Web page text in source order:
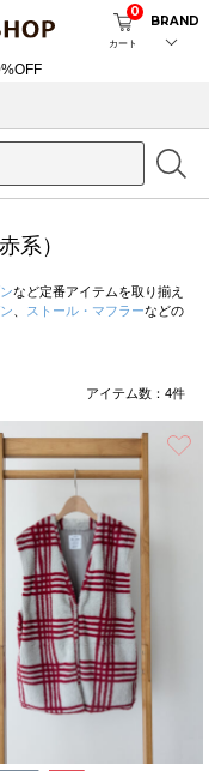
カート
0
BRAND
お知らせ
系）
など定番アイテムを取り揃え
ストール・マフラーなどの
アイテム数： 4件